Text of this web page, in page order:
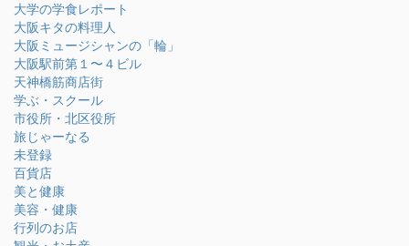
大学の学食レポート
大阪キタの料理人
大阪ミュージシャンの「輪」
大阪駅前第１〜４ビル
天神橋筋商店街
学ぶ・スクール
市役所・北区役所
旅じゃーなる
未登録
百貨店
美と健康
美容・健康
行列のお店